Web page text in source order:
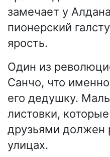
замечает у
пионерский
ярость.
Один из
Санчо, что
его дедушку.
листовки,
друзьями должен
улицах.